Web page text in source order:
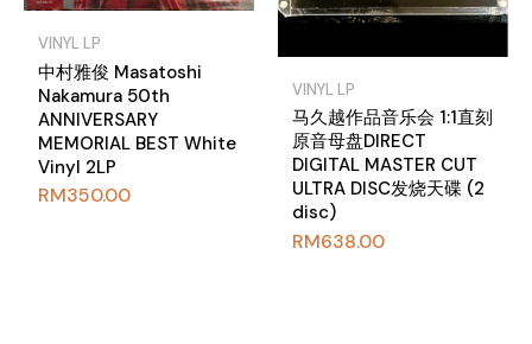
VINYL LP
中村雅俊 Masatoshi
Nakamura 50th
ANNIVERSARY
MEMORIAL BEST White
Vinyl 2LP
RM350.00
VINYL LP
马久越作品音乐会 1:1直刻
原音母盘DIRECT
DIGITAL MASTER CUT
ULTRA DISC发烧天碟 (2
disc)
RM638.00